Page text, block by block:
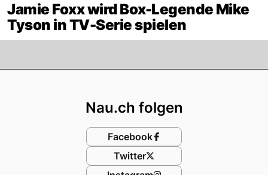
Jamie Foxx wird Box-Legende Mike
Tyson in TV-Serie spielen
Nau.ch folgen
Facebook
Twitter